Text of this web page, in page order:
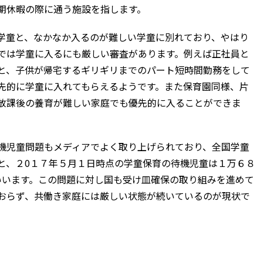
暇の際に通う施設を指します。
と、なかなか入るのが難しい学童に別れており、やはり
学童に入るにも厳しい審査があります。例えば正社員と
、子供が帰宅するギリギリまでのパート短時間勤務をして
的に学童に入れてもらえるようです。また保育園同様、片
課後の養育が難しい家庭でも優先的に入ることができま
童問題もメディアでよく取り上げられており、 全国学童
、２0１７年５月１日時点の学童保育の待機児童は１万６８
ます。 この問題に対し国も受け皿確保の取り組みを進めて
らず、共働き家庭には厳しい状態が続いているのが現状で